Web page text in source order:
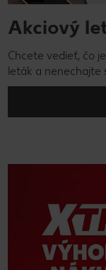
Akciový
Chcete vedieť, čo
leták a nenechajte